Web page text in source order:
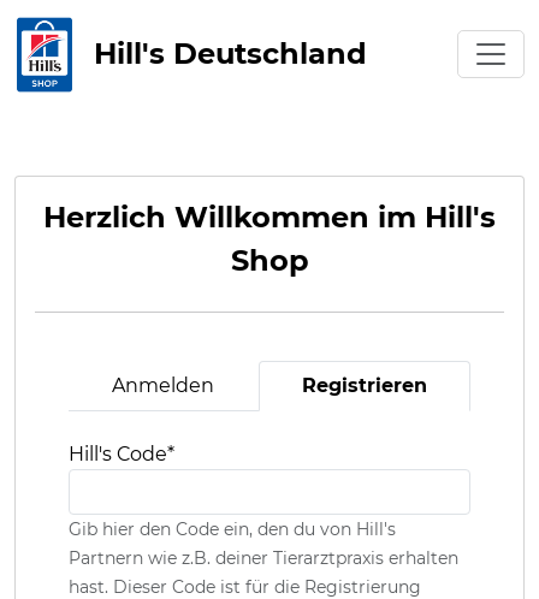
Hill's Deutschland
Herzlich Willkommen im Hill's
Shop
Anmelden Registrieren
Hill's Code*
Gib hier den Code ein, den du von Hill's
Partnern wie z.B. deiner Tierarztpraxis erhalten
hast. Dieser Code ist für die Registrierung